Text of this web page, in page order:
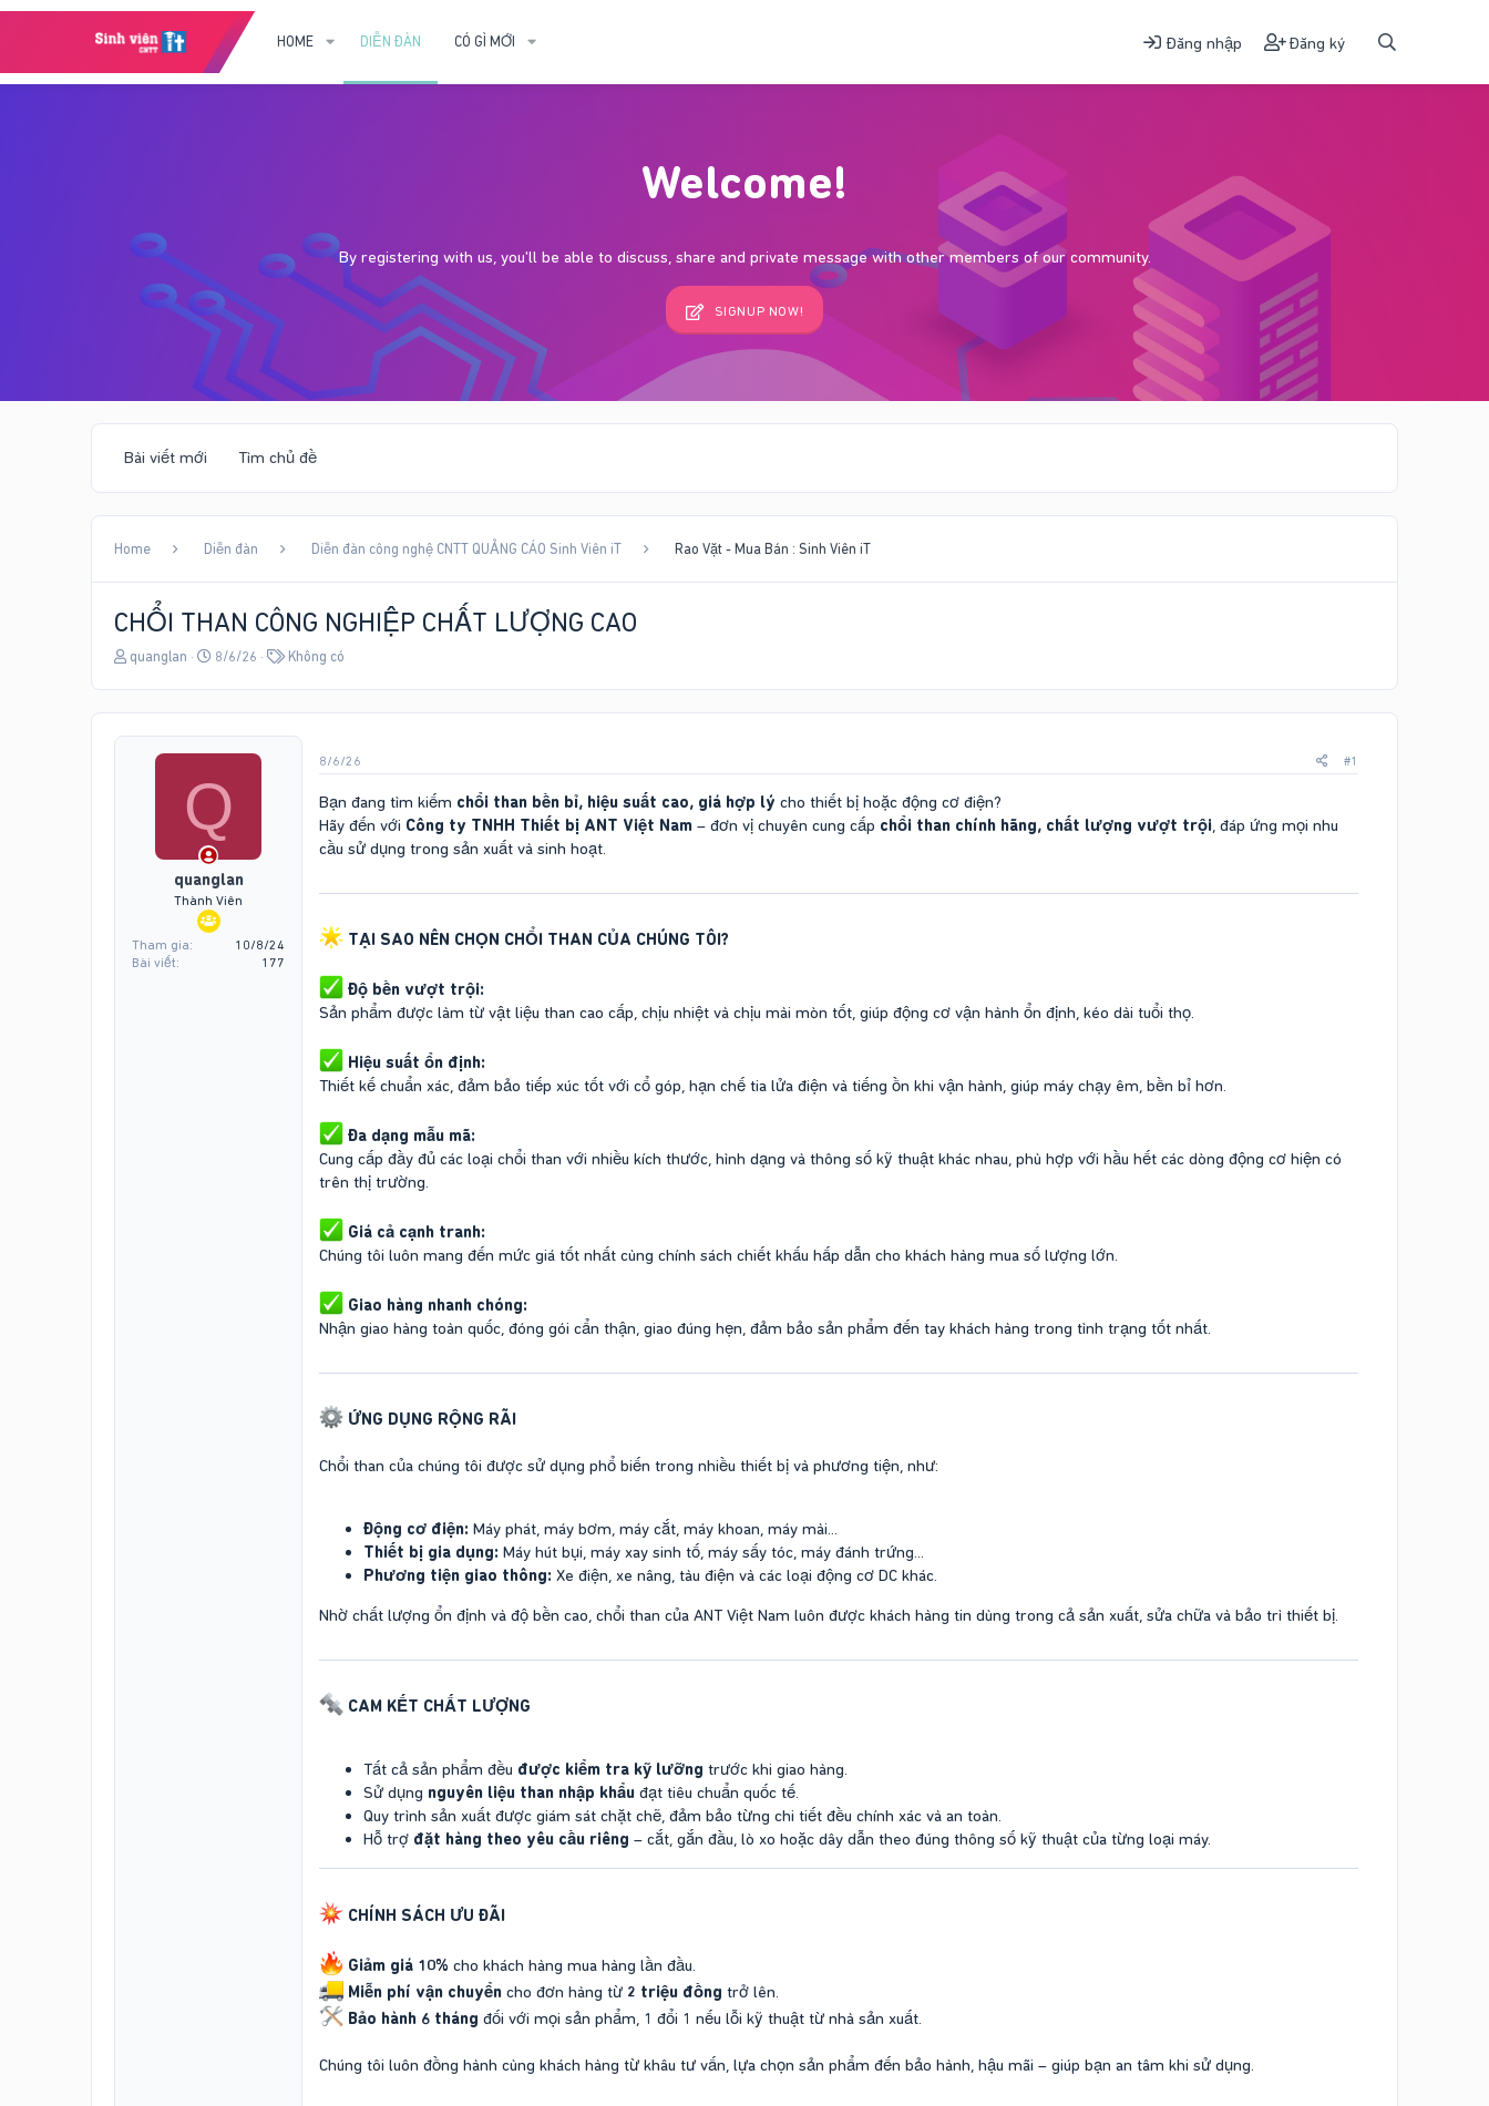
HOME DIỄN ĐÀN CÓ GÌ MỚI Đăng nhập Đăng ký
Welcome!
By registering with us, you'll be able to discuss, share and private message with other members of our community.
SIGNUP NOW!
Bài viết mới Tìm chủ đề
Home Diễn đàn Diễn đàn công nghệ CNTT QUẢNG CÁO Sinh Viên iT Rao Vặt - Mua Bán : Sinh Viên iT
CHỔI THAN CÔNG NGHIỆP CHẤT LƯỢNG CAO
T
e
a
quanglan
N
y
g
ử
8/6/26
T
h
ó
Không có
Q
quanglan
Thành Viên
Tham gia
10/8/24
Bài viết
177
8/6/26 #1
Bạn đang tìm kiếm chổi than bền bỉ, hiệu suất cao, giá hợp lý cho thiết bị hoặc động cơ điện?
Hãy đến với Công ty TNHH Thiết bị ANT Việt Nam – đơn vị chuyên cung cấp chổi than chính hãng, chất lượng vượt trội, đáp ứng mọi nhu
cầu sử dụng trong sản xuất và sinh hoạt.
TẠI SAO NÊN CHỌN CHỔI THAN CỦA CHÚNG TÔI?
Độ bền vượt trội:
Sản phẩm được làm từ vật liệu than cao cấp, chịu nhiệt và chịu mài mòn tốt, giúp động cơ vận hành ổn định, kéo dài tuổi thọ.
Hiệu suất ổn định:
Thiết kế chuẩn xác, đảm bảo tiếp xúc tốt với cổ góp, hạn chế tia lửa điện và tiếng ồn khi vận hành, giúp máy chạy êm, bền bỉ hơn.
Đa dạng mẫu mã:
Cung cấp đầy đủ các loại chổi than với nhiều kích thước, hình dạng và thông số kỹ thuật khác nhau, phù hợp với hầu hết các dòng động cơ hiện có
trên thị trường.
Giá cả cạnh tranh:
Chúng tôi luôn mang đến mức giá tốt nhất cùng chính sách chiết khấu hấp dẫn cho khách hàng mua số lượng lớn.
Giao hàng nhanh chóng:
Nhận giao hàng toàn quốc, đóng gói cẩn thận, giao đúng hẹn, đảm bảo sản phẩm đến tay khách hàng trong tình trạng tốt nhất.
ỨNG DỤNG RỘNG RÃI
Chổi than của chúng tôi được sử dụng phổ biến trong nhiều thiết bị và phương tiện, như:
Động cơ điện: Máy phát, máy bơm, máy cắt, máy khoan, máy mài...
Thiết bị gia dụng: Máy hút bụi, máy xay sinh tố, máy sấy tóc, máy đánh trứng...
Phương tiện giao thông: Xe điện, xe nâng, tàu điện và các loại động cơ DC khác.
Nhờ chất lượng ổn định và độ bền cao, chổi than của ANT Việt Nam luôn được khách hàng tin dùng trong cả sản xuất, sửa chữa và bảo trì thiết bị.
CAM KẾT CHẤT LƯỢNG
Tất cả sản phẩm đều được kiểm tra kỹ lưỡng trước khi giao hàng.
Sử dụng nguyên liệu than nhập khẩu đạt tiêu chuẩn quốc tế.
Quy trình sản xuất được giám sát chặt chẽ, đảm bảo từng chi tiết đều chính xác và an toàn.
Hỗ trợ đặt hàng theo yêu cầu riêng – cắt, gắn đầu, lò xo hoặc dây dẫn theo đúng thông số kỹ thuật của từng loại máy.
CHÍNH SÁCH ƯU ĐÃI
Giảm giá 10% cho khách hàng mua hàng lần đầu.
Miễn phí vận chuyển cho đơn hàng từ 2 triệu đồng trở lên.
Bảo hành 6 tháng đối với mọi sản phẩm, 1 đổi 1 nếu lỗi kỹ thuật từ nhà sản xuất.
Chúng tôi luôn đồng hành cùng khách hàng từ khâu tư vấn, lựa chọn sản phẩm đến bảo hành, hậu mãi – giúp bạn an tâm khi sử dụng.